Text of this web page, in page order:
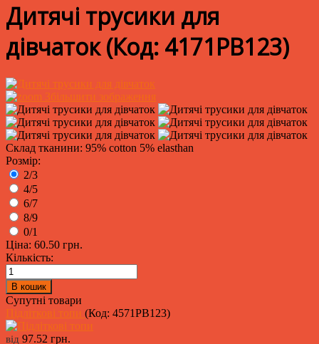
Дитячі трусики для
дівчаток(Код: 4171PB123)
Збільшити зображення
Склад тканини: 95% cotton 5% elasthan
Розмір:
2/3
4/5
6/7
8/9
0/1
Ціна: 60.50 грн.
Кількість:
Супутні товари
Підліткові топи (Код: 4571PB123)
від 97.52 грн.